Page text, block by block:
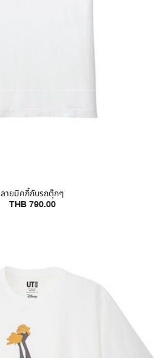
ลายมิคกี้กับรถตุ๊กๆ
THB 790.00